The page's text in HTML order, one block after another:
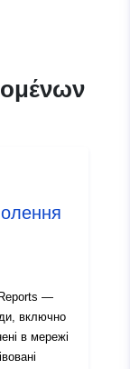
data.europa.eu:
bdc1-
9f88f1e72bd9
—
включно
в мережі